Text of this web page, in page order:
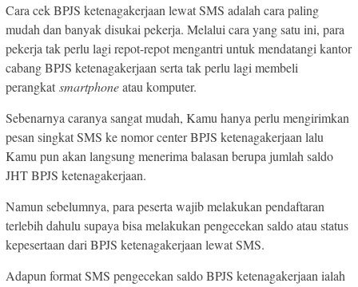
Cara cek BPJS ketenagakerjaan lewat SMS adalah cara paling
mudah dan banyak disukai pekerja. Melalui cara yang satu ini, para
pekerja tak perlu lagi repot-repot mengantri untuk mendatangi kantor
cabang BPJS ketenagakerjaan serta tak perlu lagi membeli
perangkat smartphoneatau komputer.
Sebenarnya caranya sangat mudah, Kamu hanya perlu mengirimkan
pesan singkat SMS ke nomor center BPJS ketenagakerjaan lalu
Kamu pun akan langsung menerima balasan berupa jumlah saldo
JHT BPJS ketenagakerjaan.
Namun sebelumnya, para peserta wajib melakukan pendaftaran
terlebih dahulu supaya bisa melakukan pengecekan saldo atau status
kepesertaan dari BPJS ketenagakerjaan lewat SMS.
Adapun format SMS pengecekan saldo BPJS ketenagakerjaan ialah